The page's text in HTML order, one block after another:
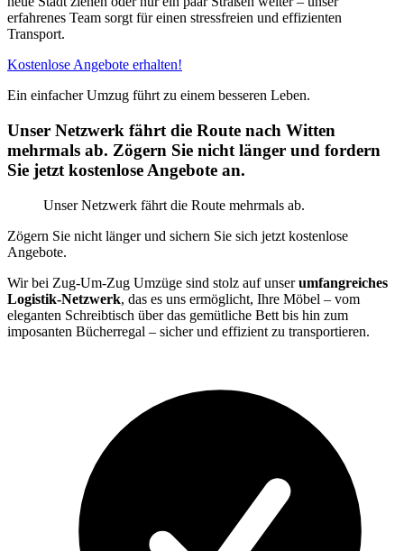
erfahrenes Team sorgt für einen stressfreien und effizienten
Transport.
Kostenlose Angebote erhalten!
Ein einfacher Umzug führt zu einem besseren Leben.
Unser Netzwerk fährt die Route nach Witten
mehrmals ab. Zögern Sie nicht länger und fordern
Sie jetzt kostenlose Angebote an.
Unser Netzwerk fährt die Route mehrmals ab.
Zögern Sie nicht länger und sichern Sie sich jetzt kostenlose
Angebote.
Wir bei Zug-Um-Zug Umzüge sind stolz auf unserumfangreiches
Logistik-Netzwerk, das es uns ermöglicht, Ihre Möbel – vom
eleganten Schreibtisch über das gemütliche Bett bis hin zum
imposanten Bücherregal – sicher und effizient zu transportieren.